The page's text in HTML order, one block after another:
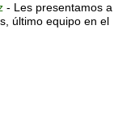
- Les presentamos a
último equipo en el